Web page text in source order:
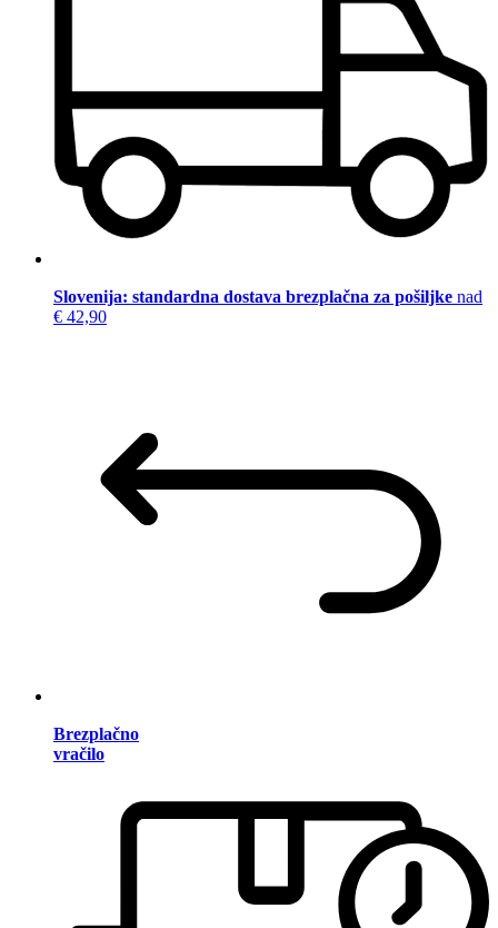
Slovenija: standardna dostava brezplačna za pošiljke nad
€ 42,90
Brezplačno
vračilo